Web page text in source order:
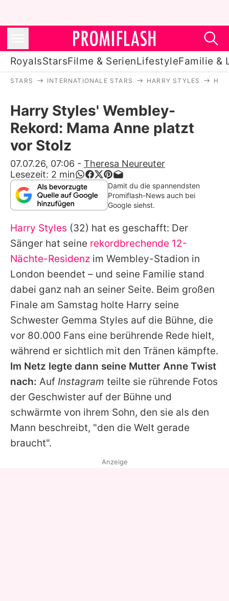
RoyalsStarsFilme & SerienLifestyleFamilie &
Stars
Filme & Serien
Lifestyle
Familie & Liebe
Promiflash Exklusiv
Alle Themen auf Promiflash
Jobs
App runterladen
Team
Redaktionelle Richtlinien
Impressum
Datenschutzerklärung
Nutzungsbedingungen
Utiq verwalten
STARS INTERNATIONALE STARS HARRY STYLES
Harry Styles' Wembley-
Rekord: Mama Anne platzt
vor Stolz
07.07.26, 07:06 - Theresa Neureuter
Lesezeit: 2 min
Damit du die spannendsten
Promiflash-News auch bei
Google siehst.
Harry Styles (32) hat es geschafft: Der
Sänger hat seine rekordbrechende 12-
Nächte-Residenz im Wembley-Stadion in
London beendet – und seine Familie stand
dabei ganz nah an seiner Seite. Beim großen
Finale am Samstag holte Harry seine
Schwester Gemma Styles auf die Bühne, die
vor 80.000 Fans eine berührende Rede hielt,
während er sichtlich mit den Tränen kämpfte.
Im Netz legte dann seine Mutter Anne Twist
nach: Auf Instagram teilte sie rührende Fotos
der Geschwister auf der Bühne und
schwärmte von ihrem Sohn, den sie als den
Mann beschreibt, "den die Welt gerade
braucht".
Anzeige